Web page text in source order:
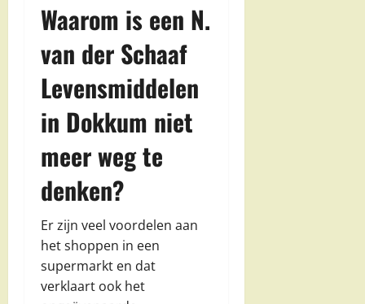
Waarom is een N.
van der Schaaf
Levensmiddelen
in Dokkum niet
meer weg te
denken?
Er zijn veel voordelen aan
het shoppen in een
supermarkt en dat
verklaart ook het